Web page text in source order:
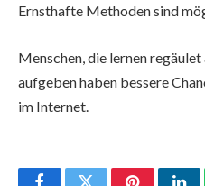
Ernsthafte Methoden sind
Menschen, die lernen
aufgeben haben bessere
im Internet.